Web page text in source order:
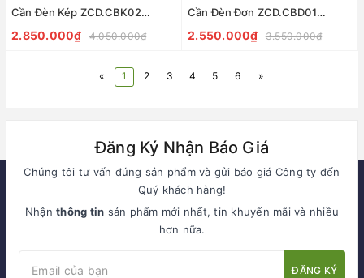
Cần Đèn Kép ZCD.CBK02
ZALAA | Chiếu Sáng Đường Phố
2.850.000₫ 4.050.000₫
Cần Đèn Đơn ZCD.CBD01
ZALAA | Chiếu Sáng Đường Phố
2.550.000₫ 3.550.000₫
« 1 2 3 4 5 6 »
Đăng Ký Nhận Báo Giá
Chúng tôi tư vấn đúng sản phẩm và gửi báo giá Công ty đến
Quý khách hàng!
Nhậnthông tin sản phẩm mới nhất, tin khuyến mãi và nhiều
hơn nữa.
ĐĂNG KÝ